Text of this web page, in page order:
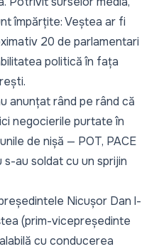
împărțite: Veștea ar fi
20 de parlamentari
politică în fața
anunțat rând pe rând că
negocierile purtate în
de nișă — POT, PACE
s-au soldat cu un sprijin
Nicușor Dan l-
(prim-vicepreședinte
cu conducerea